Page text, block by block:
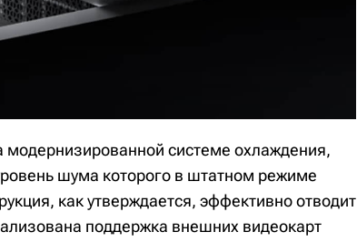
модернизированной системе охлаждения,
шума которого в штатном режиме
как утверждается, эффективно отводит
поддержка внешних видеокарт